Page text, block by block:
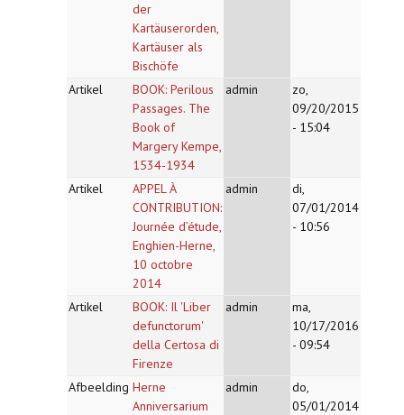
der
Kartäuserorden,
Kartäuser als
Bischöfe
Artikel
BOOK: Perilous
Passages. The
Book of
Margery Kempe,
1534-1934
admin
zo,
09/20/2015
- 15:04
Artikel
APPEL À
CONTRIBUTION:
Journée d’étude,
Enghien-Herne,
10 octobre
2014
admin
di,
07/01/2014
- 10:56
Artikel
BOOK: Il 'Liber
defunctorum'
della Certosa di
Firenze
admin
ma,
10/17/2016
- 09:54
Afbeelding Herne
Anniversarium
admin
do,
05/01/2014